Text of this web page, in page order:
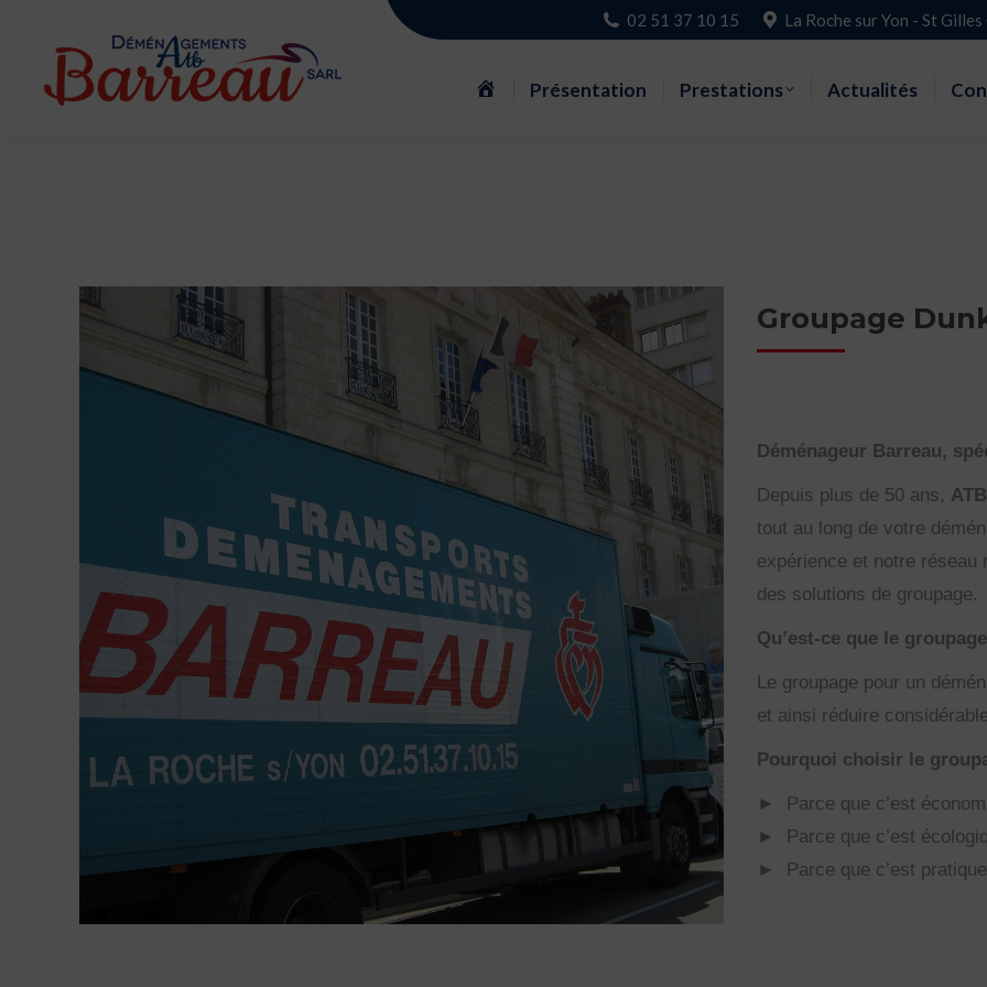
02 51 37 10 15 La Roche sur Yon - St
Accueil
Présentation Prestations Actualités
Groupage
Déménageur Barreau,
Depuis plus de 50 ans,
tout au long de votre
expérience et notre réseau
des solutions de groupage.
Qu’est-ce que le
Le groupage pour un
et ainsi réduire
Pourquoi choisir le
► Parce que c’est
► Parce que c’est
► Parce que c’est pratique